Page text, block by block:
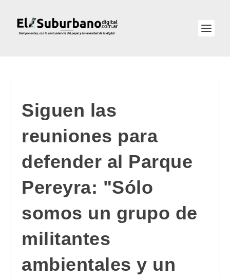
Siguen las
reuniones para
defender al Parque
Pereyra: "Sólo
somos un grupo de
militantes
ambientales y un